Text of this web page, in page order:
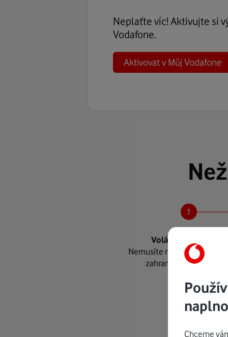
Neplaťte víc! Aktivujte si
Vodafone.
Aktivovat v Můj Vodafone
Voláte automaticky
Nemusíte nic nastavovat,
zahraniční číslo a voláte.
Chceme